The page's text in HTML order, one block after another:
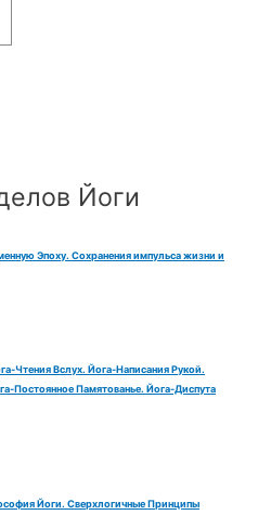
Йоги
Эпоху. Сохранения импульса жизни и
Чтения Вслух. Йога-Написания Рукой.
Постоянное Памятованье. Йога-Диспута
Йоги. Сверхлогичные Принципы